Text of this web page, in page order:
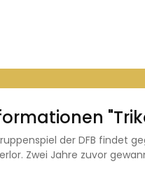
der DFB findet
Zwei Jahre zuvor